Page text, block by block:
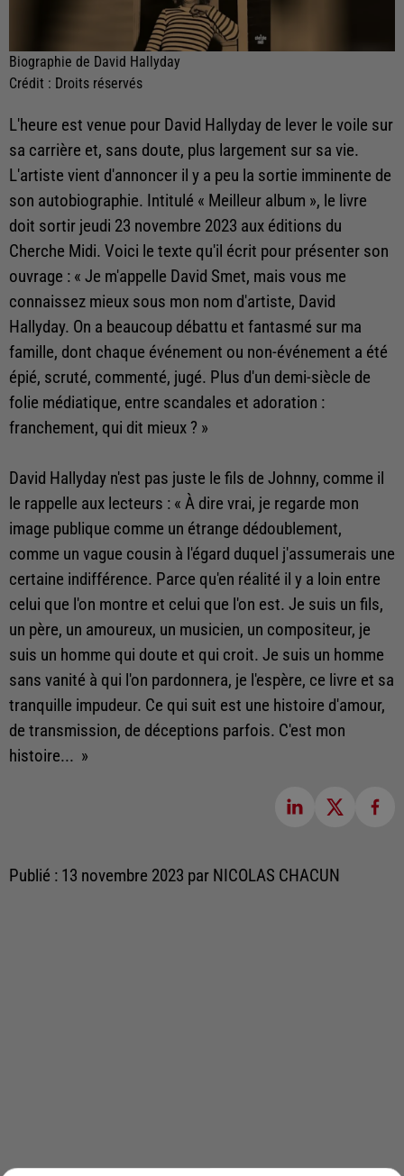
Biographie de David Hallyday
Crédit : Droits réservés
L'heure est venue pour David Hallyday de lever le voile sur
sa carrière et, sans doute, plus largement sur sa vie.
L'artiste vient d'annoncer il y a peu la sortie imminente de
son autobiographie. Intitulé « Meilleur album », le livre
doit sortir jeudi 23 novembre 2023 aux éditions du
Cherche Midi. Voici le texte qu'il écrit pour présenter son
ouvrage : « Je m'appelle David Smet, mais vous me
connaissez mieux sous mon nom d'artiste, David
Hallyday. On a beaucoup débattu et fantasmé sur ma
famille, dont chaque événement ou non-événement a été
épié, scruté, commenté, jugé. Plus d'un demi-siècle de
folie médiatique, entre scandales et adoration :
franchement, qui dit mieux ? »
David Hallyday n'est pas juste le fils de Johnny, comme il
le rappelle aux lecteurs : « À dire vrai, je regarde mon
image publique comme un étrange dédoublement,
comme un vague cousin à l'égard duquel j'assumerais une
certaine indifférence. Parce qu'en réalité il y a loin entre
celui que l'on montre et celui que l'on est. Je suis un fils,
un père, un amoureux, un musicien, un compositeur, je
suis un homme qui doute et qui croit. Je suis un homme
sans vanité à qui l'on pardonnera, je l'espère, ce livre et sa
tranquille impudeur. Ce qui suit est une histoire d'amour,
de transmission, de déceptions parfois. C'est mon
histoire... »
Publié : 13 novembre 2023 par NICOLAS CHACUN